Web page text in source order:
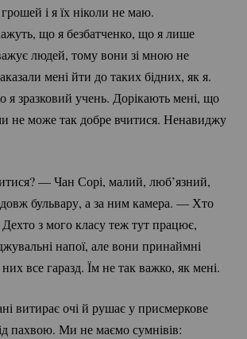
і я їх ніколи не маю.
що я безбатченко, що я лише
людей, тому вони зі мною не
мені йти до таких бідних, як я.
я зразковий учень. Дорікають мені, що
не може так добре вчитися. Ненавиджу
— Чан Сорі, малий, люб’язний,
бульвару, а за ним камера. — Хто
з мого класу теж тут працює,
напої, але вони принаймні
все гаразд. Їм не так важко, як мені.
витирає очі й рушає у присмеркове
пахвою. Ми не маємо сумнівів: